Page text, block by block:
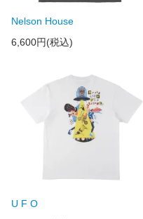
Nelson House
6,600円(税込)
U F O